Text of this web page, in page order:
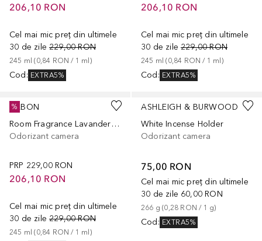
206,10 RON
Cel mai mic preț din ultimele
30 de zile 229,00 RON
245 ml (0,84 RON / 1 ml )
Cod: EXTRA5%
206,10 RON
Cel mai mic preț din ultimele
30 de zile 229,00 RON
245 ml (0,84 RON / 1 ml )
Cod: EXTRA5%
SABON
Room Fragrance Lavander Apple
Odorizant camera
PRP 229,00 RON
206,10 RON
Cel mai mic preț din ultimele
30 de zile 229,00 RON
245 ml (0,84 RON / 1 ml )
%
ASHLEIGH & BURWOOD
White Incense Holder
Odorizant camera
75,00 RON
Cel mai mic preț din ultimele
30 de zile 60,00 RON
266 g (0,28 RON / 1 g)
Cod: EXTRA5%